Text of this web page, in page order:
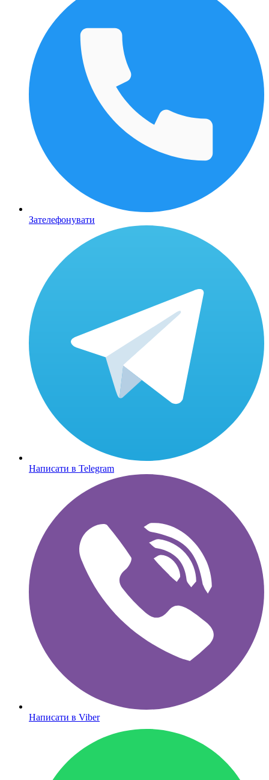
Зателефонувати
Написати в Telegram
Написати в Viber